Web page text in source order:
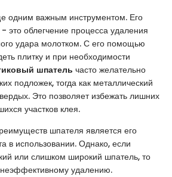
одним важным инструментом. Его
это облегчение процесса удаления
удара молотком. С его помощью
плитку и при необходимости
шпатель часто желательно
подложек, тогда как металлический
Это позволяет избежать лишних
участков клея.
шпателя является его
в использовании. Однако, если
или слишком широкий шпатель, то
удалению.